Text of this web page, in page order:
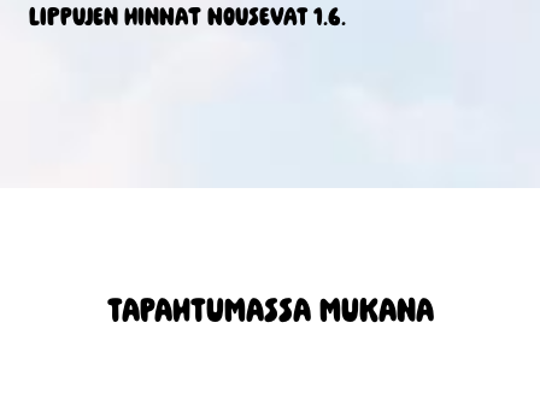
Lippujen hinnat nousevat 1.6.
TAPAHTUMASSA MUKANA